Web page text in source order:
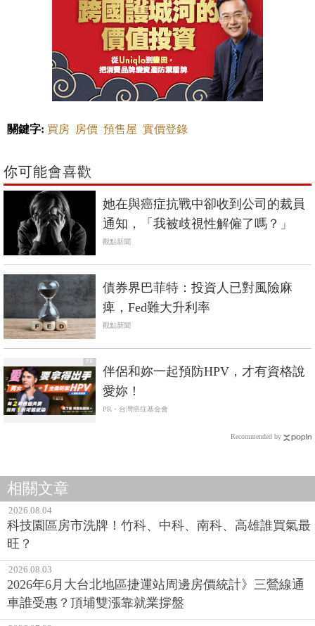
關鍵字: 買房 房價 預售屋 實價登錄
你可能會喜歡
她在與癌症抗戰中卻收到公司的裁員
通知，「我被歧視性解僱了嗎？」
觀點新聞
債券界巴菲特：投資人已對風險麻
痺，Fed難大升利率
觀點新聞
PR
伴侶和妳一起預防HPV，才有資格說
愛妳！
PR・台灣癌症基金會
Recommended by
相關文章
2026.08.04
科技園區房市洗牌！竹科、中科、南科、高雄誰買氣最
旺？
2026.08.03
2026年6月大台北地區捷運站周邊房價統計》三鶯線通
車誰受惠？頂埔雙漲靠就業撐盤